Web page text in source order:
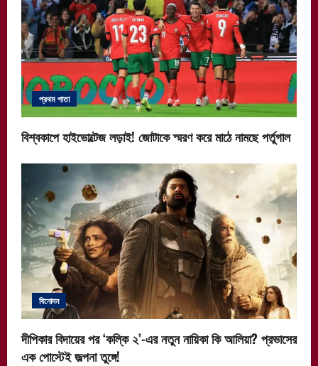
প্রথম পাতা
বিশ্বকাপে হাইভোল্টেজ লড়াই! জোটাকে স্মরণ করে মাঠে নামছে পর্তুগাল
বিনোদন
দীপিকার বিদায়ের পর ‘কল্কি ২’-এর নতুন নায়িকা কি আলিয়া? প্রভাসের
এক পোস্টেই জল্পনা তুঙ্গে!